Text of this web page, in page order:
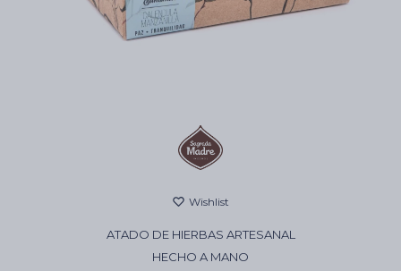
ATADO DE HIERBAS ARTESANAL
HECHO A MANO